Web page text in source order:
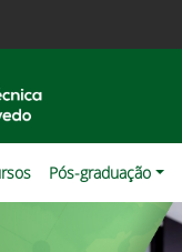
Pós-graduação